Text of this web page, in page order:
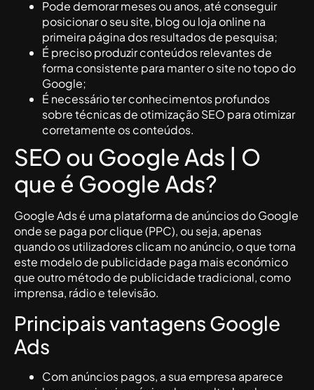
Pode demorar meses ou anos, até conseguir
posicionar o seu site, blog ou loja online na
primeira página dos resultados de pesquisa;
É preciso produzir conteúdos relevantes de
forma consistente para manter o site no topo do
Google;
É necessário ter conhecimentos profundos
sobre técnicas de otimização SEO para otimizar
corretamente os conteúdos.
SEO ou Google Ads | O
que é Google Ads?
Google Ads é uma plataforma de anúncios do Google
onde se paga por clique (PPC), ou seja, apenas
quando os utilizadores clicam no anúncio, o que torna
este modelo de publicidade paga mais económico
que outro método de publicidade tradicional, como
imprensa, rádio e televisão.
Principais vantagens Google
Ads
Com anúncios pagos, a sua empresa aparece